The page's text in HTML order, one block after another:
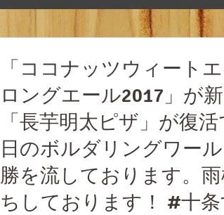
「ココナッツウィート
ロングエール2017」が
「長芋明太ピザ」が復
日のボルダリングワー
勝を流しております。
ちしております！ #十